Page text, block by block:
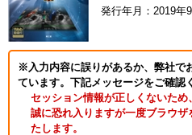
発行年月：2019年9
※入力内容に誤りがあるか、弊社で
ています。下記メッセージをご確認
セッション情報が正しくないため
誠に恐れ入りますが一度ブラウ
たします。